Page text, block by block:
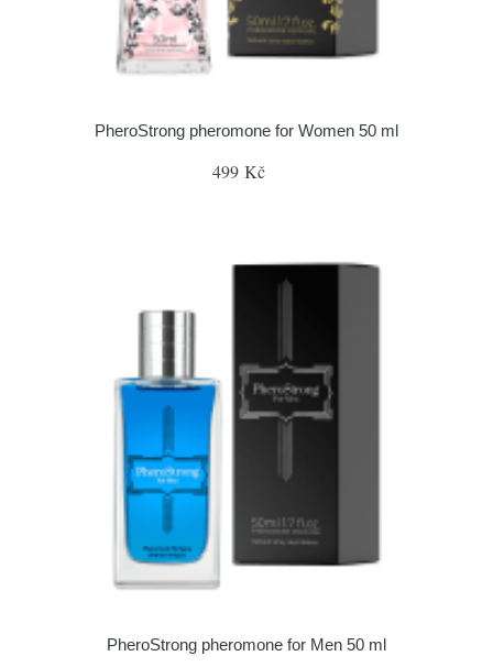
PheroStrong pheromone for Women 50 ml
499 Kč
PheroStrong pheromone for Men 50 ml